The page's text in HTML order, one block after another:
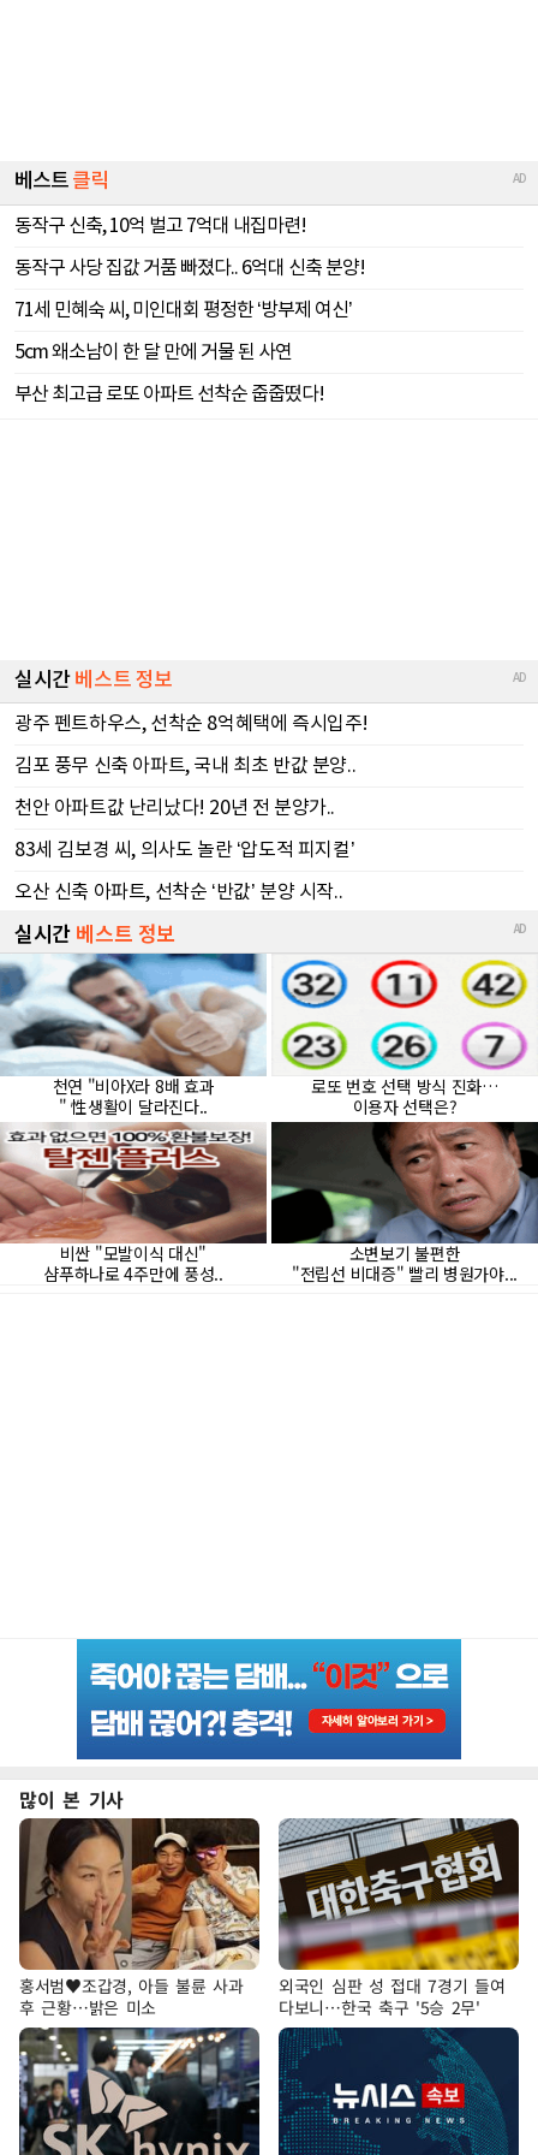
많이 본 기사
홍서범♥조갑경, 아들 불륜 사과
후 근황…밝은 미소
외국인 심판 성 접대 7경기 들여
다보니…한국 축구 '5승 2무'